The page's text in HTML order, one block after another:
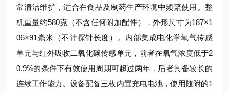
常清洁维护，适合在食品及制药生产环境中频繁使用。整
机重量约580克（不含任何附加配件），外形尺寸为187×1
06×91毫米（不计探针长度）。内部集成电化学氧气传感
单元与红外吸收二氧化碳传感单元，前者在氧气浓度低于2
0.9%的条件下有效使用周期可超过两年，后者具备较长的
连续工作能力。设备配备三枚内置充电电池，使用随附的1